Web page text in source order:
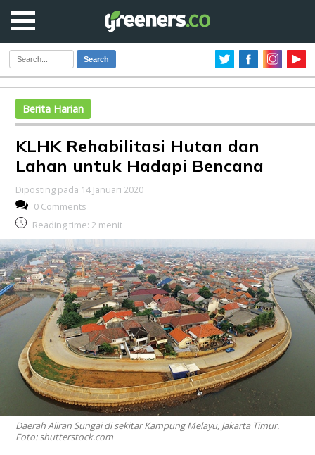
Search
Berita Harian
KLHK Rehabilitasi Hutan dan
Lahan untuk Hadapi Bencana
Diposting pada 14 Januari 2020
0 Comments
Reading time: 2 menit
Daerah Aliran Sungai di sekitar Kampung Melayu, Jakarta Timur.
Foto: shutterstock.com